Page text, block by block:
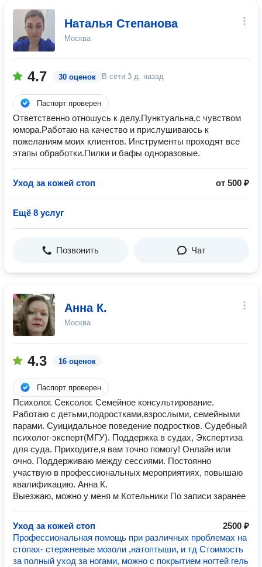
Наталья Степанова
Москва
4.7 30 оценок В сети 3 д. назад
Паспорт проверен
Ответственно отношусь к делу.Пунктуальна,с чувством
юмора.Работаю на качество и прислушиваюсь к
пожеланиям моих клиентов. Инструменты проходят все
этапы обработки.Пилки и бафы одноразовые.
Уход за кожей стоп от 500 ₽
Ещё 8 услуг
Позвонить Чат
Анна К.
Москва
4.3 16 оценок
Паспорт проверен
Психолог. Сексолог. Семейное консультирование.
Работаю с детьми,подростками,взрослыми, семейными
парами. Суицидальное поведение подростков. Судебный
психолог-эксперт(МГУ). Поддержка в судах, Экспертиза
для суда. Приходите,я вам точно помогу! Онлайн или
очно. Поддерживаю между сессиями. Постоянно
участвую в профессиональных мероприятиях, повышаю
квалификацию. Анна К.
Выезжаю, можно у меня м Котельники По записи заранее
Уход за кожей стоп
2500 ₽
Профессиональная помощь при различных проблемах на
стопах- стержневые мозоли ,натоптыши, и тд Стоимость
за полный уход за ногами, можно с покрытием ногтей гель